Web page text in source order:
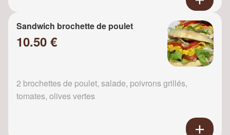
Sandwich brochette de poulet
10.50 €
2 brochettes de poulet, salade, poivrons grillés,
tomates, olives vertes